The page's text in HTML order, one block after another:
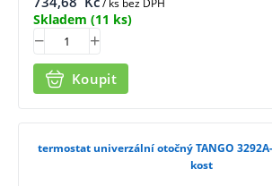
Skladem (11 ks)
Koupit
termostat univerzální otočný TANGO
kost